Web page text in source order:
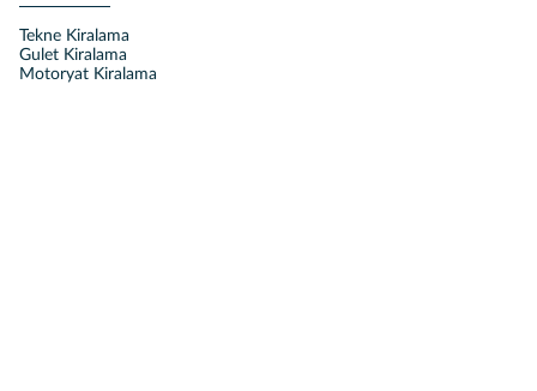
Tekne Kiralama
Gulet Kiralama
Motoryat Kiralama